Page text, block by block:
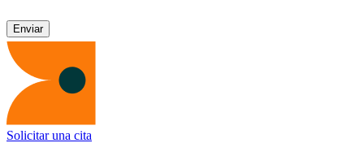
Solicitar una cita